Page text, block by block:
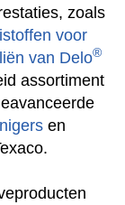
zoals
voor
van Delo®
assortiment
en